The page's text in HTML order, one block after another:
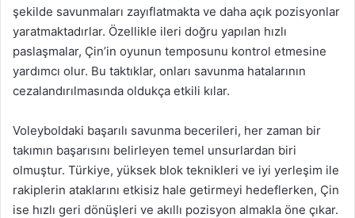
şekilde savunmaları zayıflatmakta ve daha açık pozisyonlar
yaratmaktadırlar. Özellikle ileri doğru yapılan hızlı
paslaşmalar, Çin’in oyunun temposunu kontrol etmesine
yardımcı olur. Bu taktıklar, onları savunma hatalarının
cezalandırılmasında oldukça etkili kılar.
Voleyboldaki başarılı savunma becerileri, her zaman bir
takımın başarısını belirleyen temel unsurlardan biri
olmuştur. Türkiye, yüksek blok teknikleri ve iyi yerleşim ile
rakiplerin ataklarını etkisiz hale getirmeyi hedeflerken, Çin
ise hızlı geri dönüşleri ve akıllı pozisyon almakla öne çıkar.